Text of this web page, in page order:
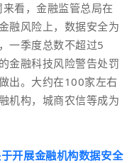
看，金融监管总局在
融风险上，数据安全为
一季度总数不超过5
金融科技风险警告处罚
出。大约在100家左右
机构，城商农信等成为
开展金融机构数据安全